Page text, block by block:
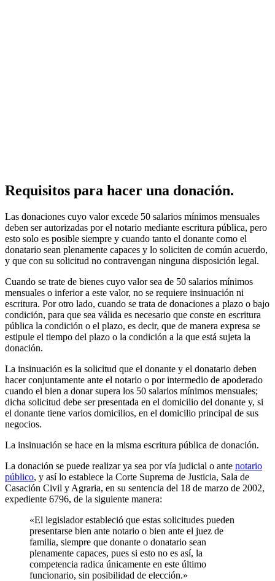
Requisitos para hacer una donación.
Las donaciones cuyo valor excede 50 salarios mínimos mensuales
deben ser autorizadas por el notario mediante escritura pública, pero
esto solo es posible siempre y cuando tanto el donante como el
donatario sean plenamente capaces y lo soliciten de común acuerdo,
y que con su solicitud no contravengan ninguna disposición legal.
Cuando se trate de bienes cuyo valor sea de 50 salarios mínimos
mensuales o inferior a este valor, no se requiere insinuación ni
escritura. Por otro lado, cuando se trata de donaciones a plazo o bajo
condición, para que sea válida es necesario que conste en escritura
pública la condición o el plazo, es decir, que de manera expresa se
estipule el tiempo del plazo o la condición a la que está sujeta la
donación.
La insinuación es la solicitud que el donante y el donatario deben
hacer conjuntamente ante el notario o por intermedio de apoderado
cuando el bien a donar supera los 50 salarios mínimos mensuales;
dicha solicitud debe ser presentada en el domicilio del donante y, si
el donante tiene varios domicilios, en el domicilio principal de sus
negocios.
La insinuación se hace en la misma escritura pública de donación.
La donación se puede realizar ya sea por vía judicial o ante notario
público, y así lo establece la Corte Suprema de Justicia, Sala de
Casación Civil y Agraria, en su sentencia del 18 de marzo de 2002,
expediente 6796, de la siguiente manera:
«El legislador estableció que estas solicitudes pueden
presentarse bien ante notario o bien ante el juez de
familia, siempre que donante o donatario sean
plenamente capaces, pues si esto no es así, la
competencia radica únicamente en este último
funcionario, sin posibilidad de elección.»